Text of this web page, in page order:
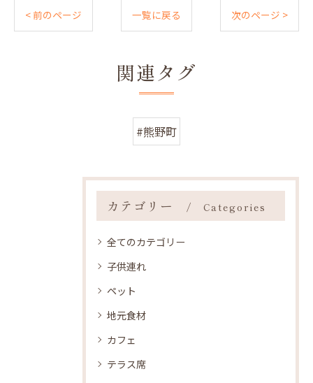
< 前のページ 一覧に戻る 次のページ >
関連タグ
#熊野町
カテゴリー Categories
全てのカテゴリー
子供連れ
ペット
地元食材
カフェ
テラス席